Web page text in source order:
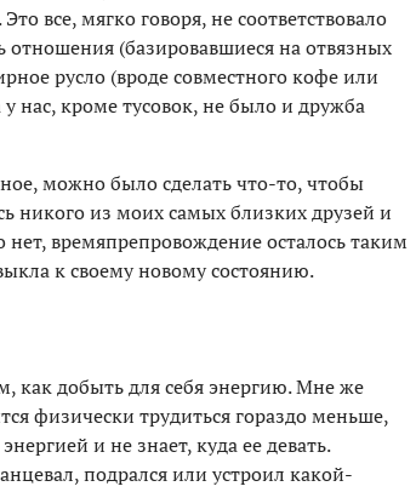
все, мягко говоря, не соответствовало
отношения (базировавшиеся на отвязных
русло (вроде совместного кофе или
нас, кроме тусовок, не было и дружба
можно было сделать что-то, чтобы
никого из моих самых близких друзей и
времяпрепровождение осталось таким
к своему новому состоянию.
как добыть для себя энергию. Мне же
физически трудиться гораздо меньше,
и не знает, куда ее девать.
подрался или устроил какой-